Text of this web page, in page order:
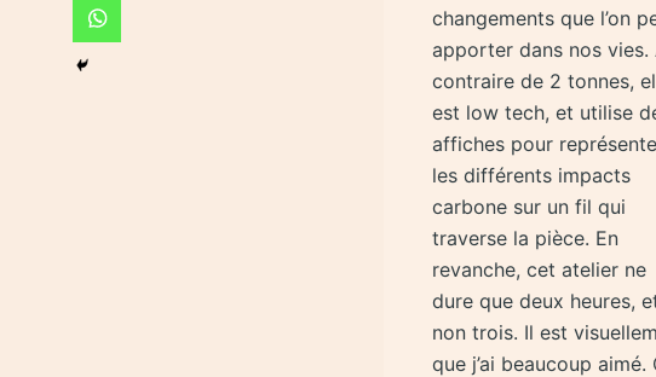
changements que l’on
apporter dans nos vies.
contraire de 2 tonnes,
est low tech, et utilise
affiches pour
les différents impacts
carbone sur un fil qui
traverse la pièce. En
revanche, cet atelier ne
dure que deux heures,
non trois. Il est
que j’ai beaucoup